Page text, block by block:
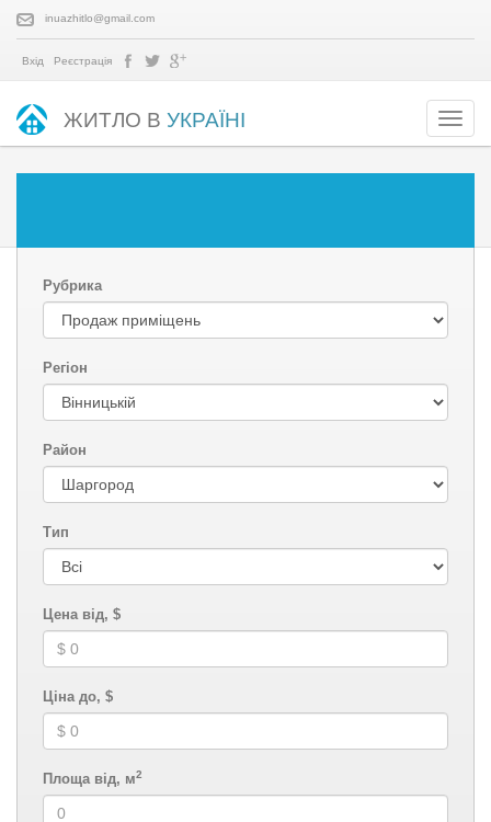
inuazhitlo@gmail.com
Вхід Реєстрація
ЖИТЛО В УКРАЇНІ
Рубрика
Регіон
Район
Тип
Цена від, $
Ціна до, $
Площа від, м2